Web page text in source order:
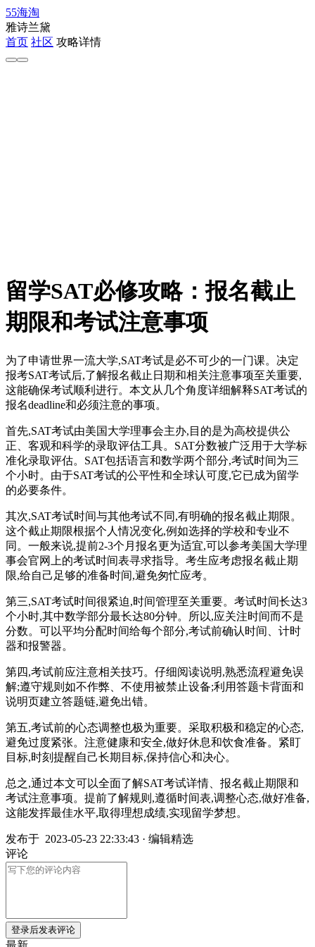
55海淘
雅诗兰黛
首页 社区 攻略详情
留学SAT必修攻略：报名截止
期限和考试注意事项
为了申请世界一流大学,SAT考试是必不可少的一门课。决定
报考SAT考试后,了解报名截止日期和相关注意事项至关重要,
这能确保考试顺利进行。本文从几个角度详细解释SAT考试的
报名deadline和必须注意的事项。
首先,SAT考试由美国大学理事会主办,目的是为高校提供公
正、客观和科学的录取评估工具。SAT分数被广泛用于大学标
准化录取评估。SAT包括语言和数学两个部分,考试时间为三
个小时。由于SAT考试的公平性和全球认可度,它已成为留学
的必要条件。
其次,SAT考试时间与其他考试不同,有明确的报名截止期限。
这个截止期限根据个人情况变化,例如选择的学校和专业不
同。一般来说,提前2-3个月报名更为适宜,可以参考美国大学理
事会官网上的考试时间表寻求指导。考生应考虑报名截止期
限,给自己足够的准备时间,避免匆忙应考。
第三,SAT考试时间很紧迫,时间管理至关重要。考试时间长达3
个小时,其中数学部分最长达80分钟。所以,应关注时间而不是
分数。可以平均分配时间给每个部分,考试前确认时间、计时
器和报警器。
第四,考试前应注意相关技巧。仔细阅读说明,熟悉流程避免误
解;遵守规则如不作弊、不使用被禁止设备;利用答题卡背面和
说明页建立答题链,避免出错。
第五,考试前的心态调整也极为重要。采取积极和稳定的心态,
避免过度紧张。注意健康和安全,做好休息和饮食准备。紧盯
目标,时刻提醒自己长期目标,保持信心和决心。
总之,通过本文可以全面了解SAT考试详情、报名截止期限和
考试注意事项。提前了解规则,遵循时间表,调整心态,做好准备,
这能发挥最佳水平,取得理想成绩,实现留学梦想。
发布于 2023-05-23 22:33:43 · 编辑精选
评论
登录后发表评论